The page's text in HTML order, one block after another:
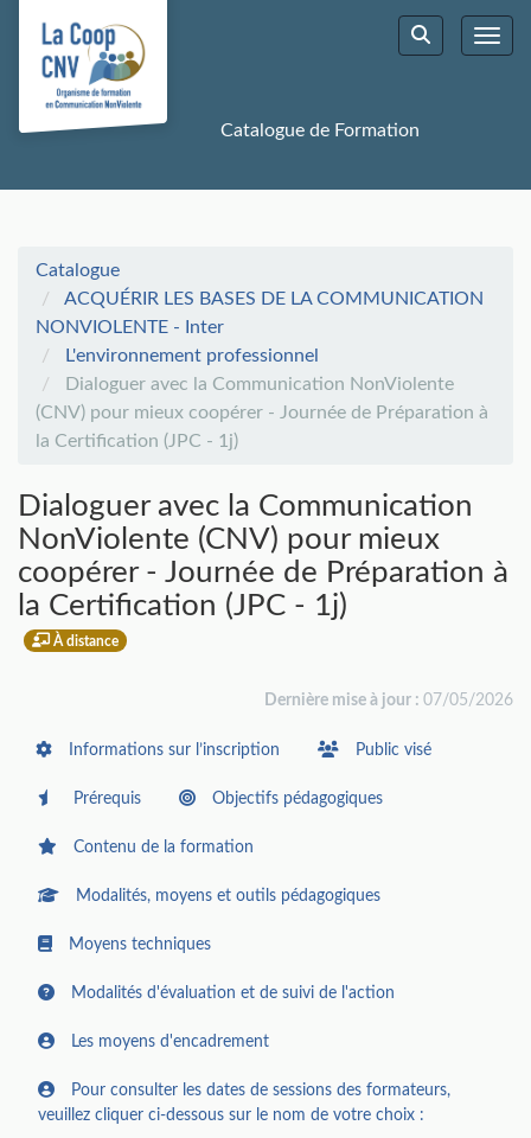
Aller au menu principal
Aller au contenu principal
Personnaliser l'interface
Rechercher
Catalogue de Formation
Catalogue
ACQUÉRIR LES BASES DE LA COMMUNICATION
NONVIOLENTE - Inter
L'environnement professionnel
Dialoguer avec la Communication NonViolente
(CNV) pour mieux coopérer - Journée de Préparation à
la Certification (JPC - 1j)
Dialoguer avec la Communication
NonViolente (CNV) pour mieux
coopérer - Journée de Préparation à
la Certification (JPC - 1j)
À distance
Dernière mise à jour : 07/05/2026
Informations sur l’inscription Public visé
Prérequis Objectifs pédagogiques
Contenu de la formation
Modalités, moyens et outils pédagogiques
Moyens techniques
Modalités d'évaluation et de suivi de l'action
Les moyens d'encadrement
Pour consulter les dates de sessions des formateurs,
veuillez cliquer ci-dessous sur le nom de votre choix :